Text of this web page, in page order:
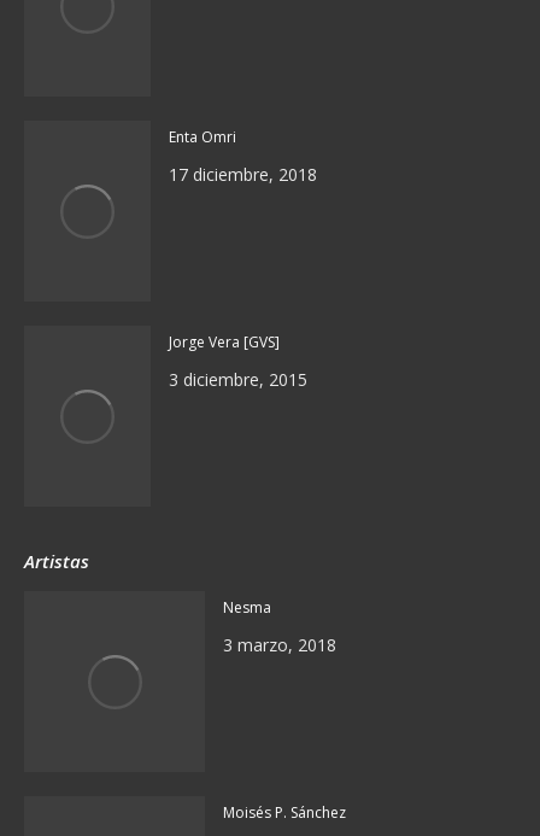
Enta Omri
17 diciembre, 2018
Jorge Vera [GVS]
3 diciembre, 2015
Artistas
Nesma
3 marzo, 2018
Moisés P. Sánchez